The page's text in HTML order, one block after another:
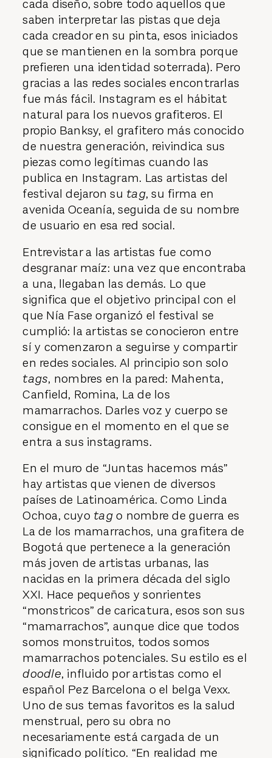
cada diseño, sobre todo aquellos que
saben interpretar las pistas que deja
cada creador en su pinta, esos iniciados
que se mantienen en la sombra porque
prefieren una identidad soterrada). Pero
gracias a las redes sociales encontrarlas
fue más fácil. Instagram es el hábitat
natural para los nuevos grafiteros. El
propio Banksy, el grafitero más conocido
de nuestra generación, reivindica sus
piezas como legítimas cuando las
publica en Instagram. Las artistas del
festival dejaron su tag, su firma en
avenida Oceanía, seguida de su nombre
de usuario en esa red social.
Entrevistar a las artistas fue como
desgranar maíz: una vez que encontraba
a una, llegaban las demás. Lo que
significa que el objetivo principal con el
que Nía Fase organizó el festival se
cumplió: la artistas se conocieron entre
sí y comenzaron a seguirse y compartir
en redes sociales. Al principio son solo
tags, nombres en la pared: Mahenta,
Canfield, Romina, La de los
mamarrachos. Darles voz y cuerpo se
consigue en el momento en el que se
entra a sus instagrams.
En el muro de “Juntas hacemos más”
hay artistas que vienen de diversos
países de Latinoamérica. Como Linda
Ochoa, cuyo tago nombre de guerra es
La de los mamarrachos, una grafitera de
Bogotá que pertenece a la generación
más joven de artistas urbanas, las
nacidas en la primera década del siglo
XXI. Hace pequeños y sonrientes
“monstricos” de caricatura, esos son sus
“mamarrachos”, aunque dice que todos
somos monstruitos, todos somos
mamarrachos potenciales. Su estilo es el
doodle, influido por artistas como el
español Pez Barcelona o el belga Vexx.
Uno de sus temas favoritos es la salud
menstrual, pero su obra no
necesariamente está cargada de un
significado político. “En realidad me